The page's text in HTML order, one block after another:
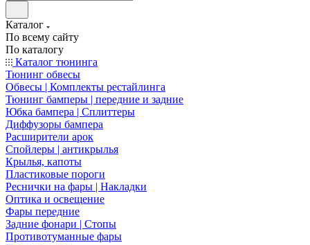
Каталог
По всему сайту
По каталогу
Каталог тюнинга
Тюнинг обвесы
Обвесы | Комплекты рестайлинга
Тюнинг бамперы | передние и задние
Юбка бампера | Сплиттеры
Диффузоры бампера
Расширители арок
Спойлеры | антикрылья
Крылья, капоты
Пластиковые пороги
Реснички на фары | Накладки
Оптика и освещение
Фары передние
Задние фонари | Стопы
Противотуманные фары